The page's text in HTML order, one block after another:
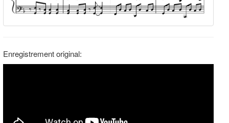
Enregistrement original: